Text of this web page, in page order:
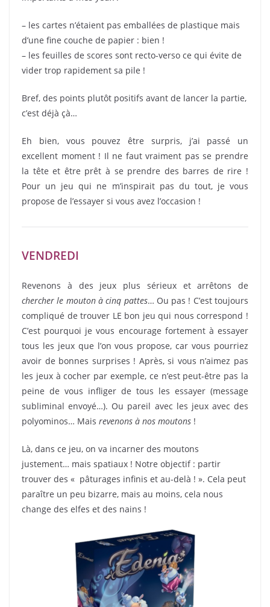
– les cartes n’étaient pas emballées de plastique mais
d’une fine couche de papier : bien !
– les feuilles de scores sont recto-verso ce qui évite de
vider trop rapidement sa pile !
Bref, des points plutôt positifs avant de lancer la partie,
c’est déjà çà…
Eh bien, vous pouvez être surpris, j’ai passé un
excellent moment ! Il ne faut vraiment pas se prendre
la tête et être prêt à se prendre des barres de rire !
Pour un jeu qui ne m’inspirait pas du tout, je vous
propose de l’essayer si vous avez l’occasion !
VENDREDI
Revenons à des jeux plus sérieux et arrêtons de
chercher le mouton à cinq pattes… Ou pas ! C’est toujours
compliqué de trouver LE bon jeu qui nous correspond !
C’est pourquoi je vous encourage fortement à essayer
tous les jeux que l’on vous propose, car vous pourriez
avoir de bonnes surprises ! Après, si vous n’aimez pas
les jeux à cocher par exemple, ce n’est peut-être pas la
peine de vous infliger de tous les essayer (message
subliminal envoyé…). Ou pareil avec les jeux avec des
polyominos… Mais revenons à nos moutons !
Là, dans ce jeu, on va incarner des moutons
justement… mais spatiaux ! Notre objectif : partir
trouver des « pâturages infinis et au-delà ! ». Cela peut
paraître un peu bizarre, mais au moins, cela nous
change des elfes et des nains !